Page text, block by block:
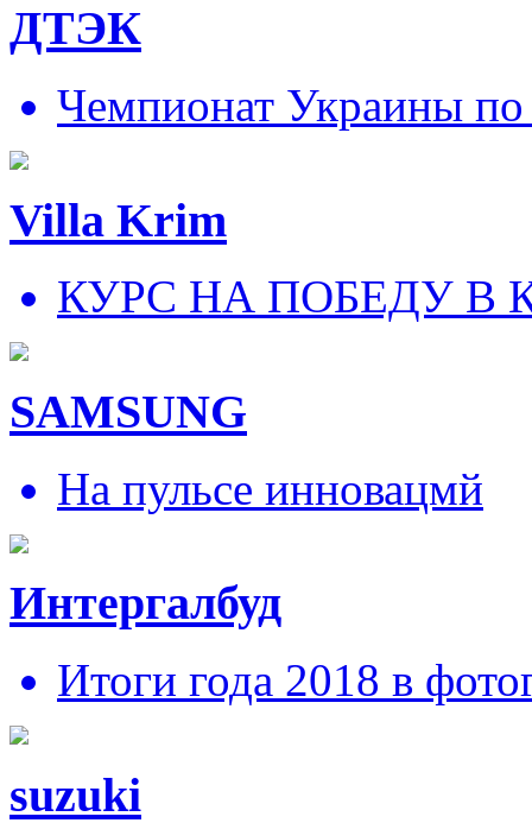
ДТЭК
Чемпионат Украины
Villa Krim
КУРС НА ПОБЕДУ В
SAMSUNG
На пульсе инновацмй
Интергалбуд
Итоги года 2018 в
suzuki